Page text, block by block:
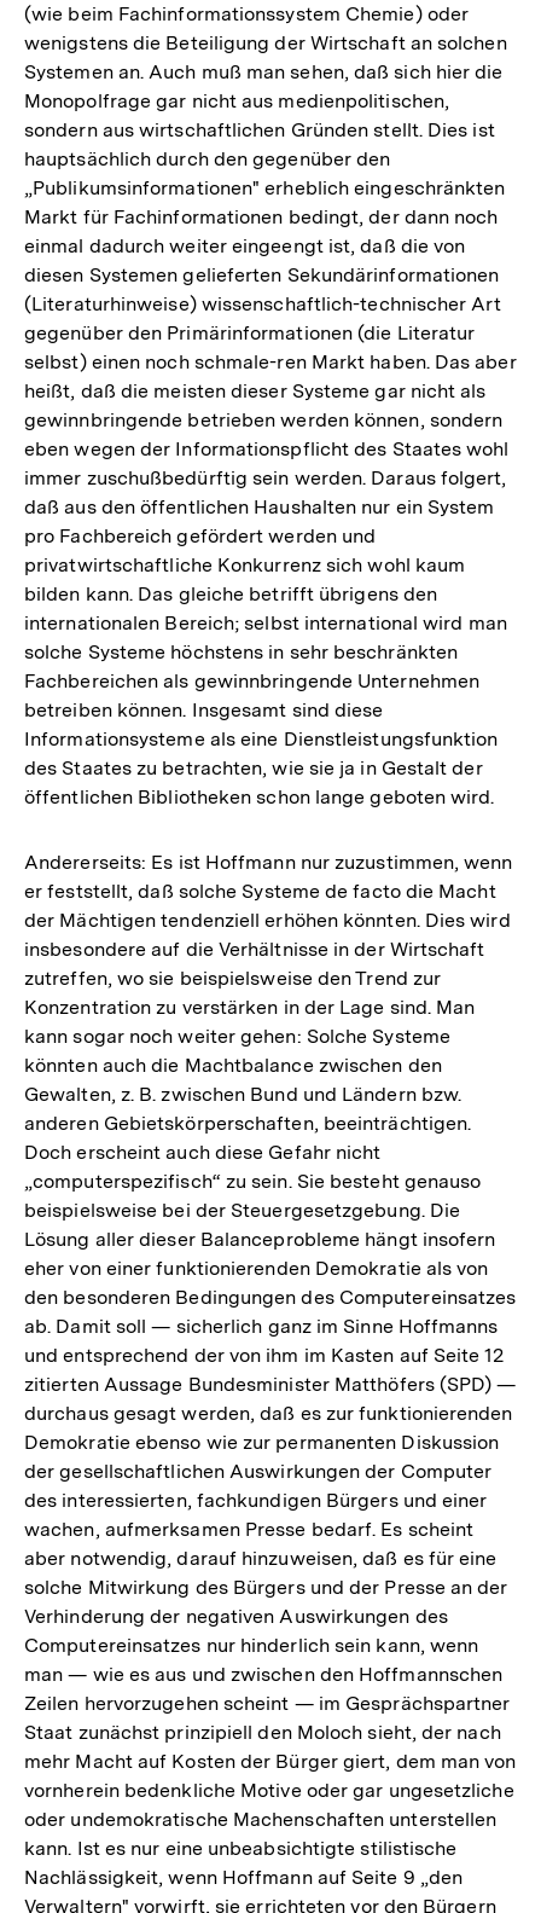
(wie beim Fachinformationssystem Chemie) oder
wenigstens die Beteiligung der Wirtschaft an solchen
Systemen an. Auch muß man sehen, daß sich hier die
Monopolfrage gar nicht aus medienpolitischen,
sondern aus wirtschaftlichen Gründen stellt. Dies ist
hauptsächlich durch den gegenüber den
„Publikumsinformationen" erheblich eingeschränkten
Markt für Fachinformationen bedingt, der dann noch
einmal dadurch weiter eingeengt ist, daß die von
diesen Systemen gelieferten Sekundärinformationen
(Literaturhinweise) wissenschaftlich-technischer Art
gegenüber den Primärinformationen (die Literatur
selbst) einen noch schmale-ren Markt haben. Das aber
heißt, daß die meisten dieser Systeme gar nicht als
gewinnbringende betrieben werden können, sondern
eben wegen der Informationspflicht des Staates wohl
immer zuschußbedürftig sein werden. Daraus folgert,
daß aus den öffentlichen Haushalten nur ein System
pro Fachbereich gefördert werden und
privatwirtschaftliche Konkurrenz sich wohl kaum
bilden kann. Das gleiche betrifft übrigens den
internationalen Bereich; selbst international wird man
solche Systeme höchstens in sehr beschränkten
Fachbereichen als gewinnbringende Unternehmen
betreiben können. Insgesamt sind diese
Informationsysteme als eine Dienstleistungsfunktion
des Staates zu betrachten, wie sie ja in Gestalt der
öffentlichen Bibliotheken schon lange geboten wird.
Andererseits: Es ist Hoffmann nur zuzustimmen, wenn
er feststellt, daß solche Systeme de facto die Macht
der Mächtigen tendenziell erhöhen könnten. Dies wird
insbesondere auf die Verhältnisse in der Wirtschaft
zutreffen, wo sie beispielsweise den Trend zur
Konzentration zu verstärken in der Lage sind. Man
kann sogar noch weiter gehen: Solche Systeme
könnten auch die Machtbalance zwischen den
Gewalten, z. B. zwischen Bund und Ländern bzw.
anderen Gebietskörperschaften, beeinträchtigen.
Doch erscheint auch diese Gefahr nicht
„computerspezifisch“ zu sein. Sie besteht genauso
beispielsweise bei der Steuergesetzgebung. Die
Lösung aller dieser Balanceprobleme hängt insofern
eher von einer funktionierenden Demokratie als von
den besonderen Bedingungen des Computereinsatzes
ab. Damit soll — sicherlich ganz im Sinne Hoffmanns
und entsprechend der von ihm im Kasten auf Seite 12
zitierten Aussage Bundesminister Matthöfers (SPD) —
durchaus gesagt werden, daß es zur funktionierenden
Demokratie ebenso wie zur permanenten Diskussion
der gesellschaftlichen Auswirkungen der Computer
des interessierten, fachkundigen Bürgers und einer
wachen, aufmerksamen Presse bedarf. Es scheint
aber notwendig, darauf hinzuweisen, daß es für eine
solche Mitwirkung des Bürgers und der Presse an der
Verhinderung der negativen Auswirkungen des
Computereinsatzes nur hinderlich sein kann, wenn
man — wie es aus und zwischen den Hoffmannschen
Zeilen hervorzugehen scheint — im Gesprächspartner
Staat zunächst prinzipiell den Moloch sieht, der nach
mehr Macht auf Kosten der Bürger giert, dem man von
vornherein bedenkliche Motive oder gar ungesetzliche
oder undemokratische Machenschaften unterstellen
kann. Ist es nur eine unbeabsichtigte stilistische
Nachlässigkeit, wenn Hoffmann auf Seite 9 „den
Verwaltern" vorwirft, sie errichteten vor den Bürgern